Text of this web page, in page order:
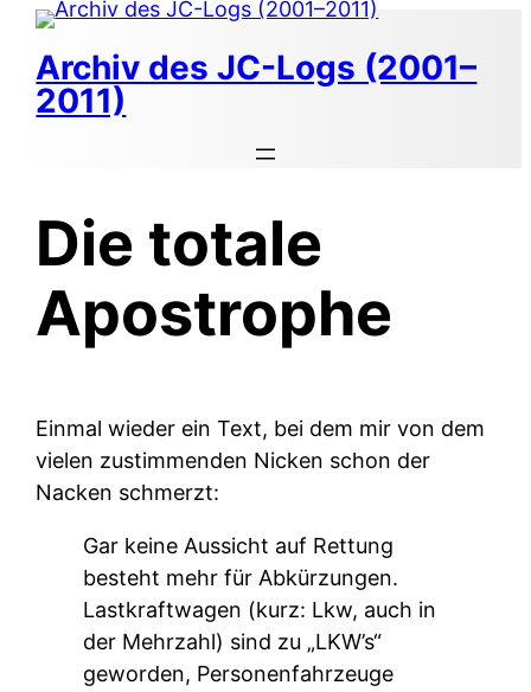
Zum
Inhalt
springen
Archiv des JC-Logs (2001–
2011)
Die totale
Apostrophe
Einmal wieder ein Text, bei dem mir von dem
vielen zustimmenden Nicken schon der
Nacken schmerzt:
Gar keine Aussicht auf Rettung
besteht mehr für Abkürzungen.
Lastkraftwagen (kurz: Lkw, auch in
der Mehrzahl) sind zu „LKW’s“
geworden, Personenfahrzeuge